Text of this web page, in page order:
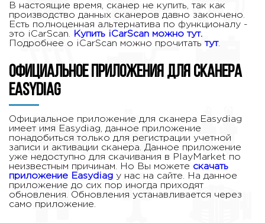
В настоящие время, сканер не купить, так как
производство данных сканеров давно закончено.
Есть полноценная альтернатива по функционалу -
это iCarScan. Купить iCarScan можно тут.
Подробнее о iCarScan можно прочитать тут.
Официальное приложения для сканера
Easydiag
Официальное приложение для сканера Easydiag
имеет имя Easydiag, данное приложение
понадобиться только для регистрации учетной
записи и активации сканера. Данное приложение
уже недоступно для скачивания в PlayMarket по
неизвестным причинам. Но Вы можете скачать
приложение Easydiag у нас на сайте. На данное
приложение до сих пор иногда приходят
обновления. Обновления устанавливается через
само приложение.